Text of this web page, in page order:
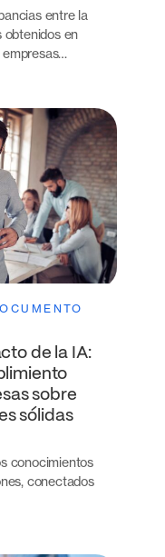
entre la
obtenidos en
empresas…
de la IA:
sobre
sólidas
conocimientos
conectados